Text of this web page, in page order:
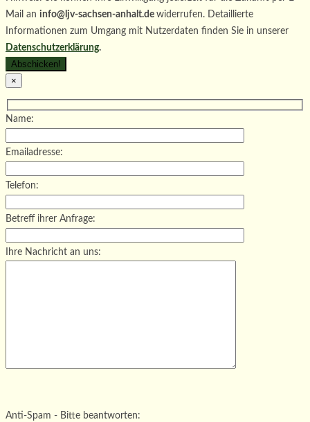
Mail an info@ljv-sachsen-anhalt.de widerrufen. Detaillierte
Informationen zum Umgang mit Nutzerdaten finden Sie in unserer
Datenschutzerklärung.
×
Name:
Emailadresse:
Telefon:
Betreff ihrer Anfrage:
Ihre Nachricht an uns:
Bitte lasse dieses Feld leer.
Anti-Spam - Bitte beantworten: